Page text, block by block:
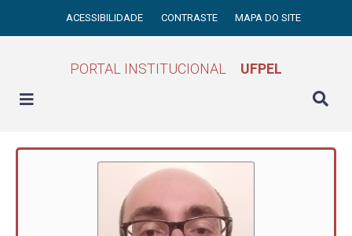
ACESSIBILIDADE CONTRASTE MAPA DO SITE
PORTAL INSTITUCIONAL UFPEL